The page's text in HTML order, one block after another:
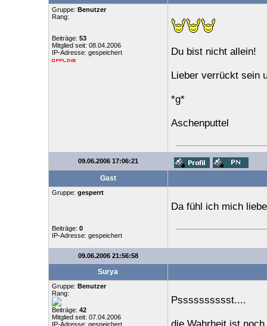
Gruppe: Benutzer
Rang:
Beiträge: 53
Mitglied seit: 08.04.2006
IP-Adresse: gespeichert
Du bist nicht allein!
Lieber verrückt sein
*g*
Aschenputtel
09.06.2006 17:06:21
Gast
Gruppe: gesperrt
Beiträge: 0
IP-Adresse: gespeichert
Da fühl ich mich
09.06.2006 21:56:58
Surya
Gruppe: Benutzer
Rang:
Beiträge: 42
Mitglied seit: 07.04.2006
IP-Adresse: gespeichert
Psssssssssst....